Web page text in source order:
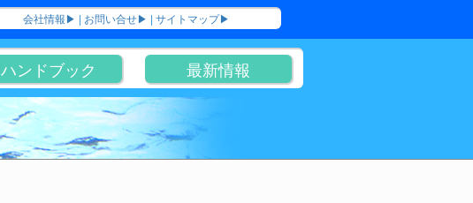
会社情報▶ お問い合せ▶ サイトマップ▶
ハンドブック 最新情報